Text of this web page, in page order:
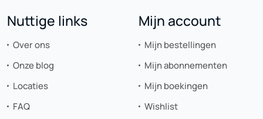
Nuttige links
Over ons
Onze blog
Locaties
FAQ
Mijn account
Mijn bestellingen
Mijn abonnementen
Mijn boekingen
Wishlist